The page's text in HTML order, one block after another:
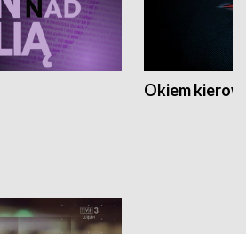
Okiem